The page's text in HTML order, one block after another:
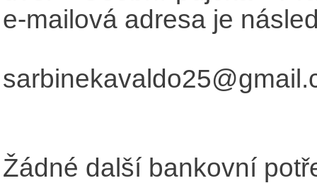
e-mailová adresa je
Žádné další bankovní